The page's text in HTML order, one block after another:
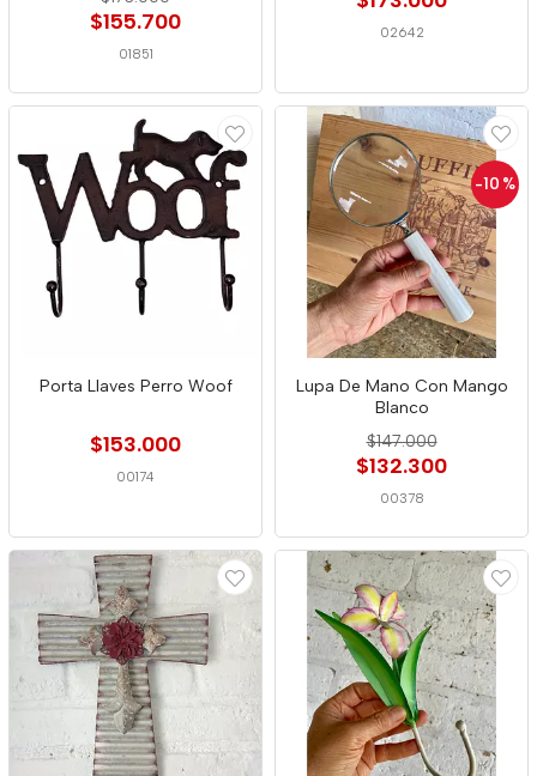
$155.700
01851
02642
Porta Llaves Perro Woof
$153.000
00174
-10 %
Lupa De Mano Con Mango
Blanco
$147.000
$132.300
00378